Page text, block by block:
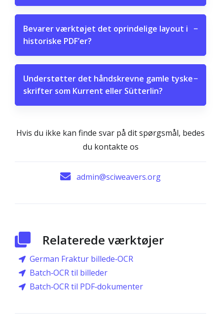
Bevarer værktøjet det oprindelige layout i
historiske PDF’er?
−
Understøtter det håndskrevne gamle tyske
skrifter som Kurrent eller Sütterlin?
−
Hvis du ikke kan finde svar på dit spørgsmål, bedes
du kontakte os
admin@sciweavers.org
Relaterede værktøjer
German Fraktur billede‑OCR
Batch‑OCR til billeder
Batch‑OCR til PDF‑dokumenter